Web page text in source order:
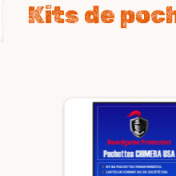
Kits de